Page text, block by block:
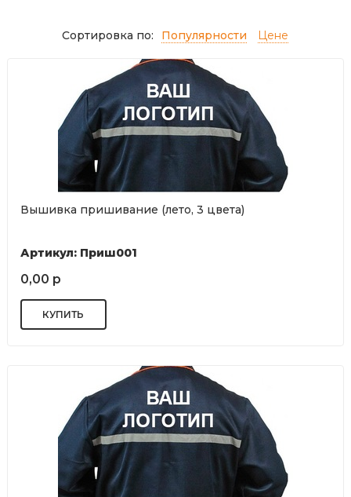
Сортировка по: Популярности Цене
Вышивка пришивание (лето, 3 цвета)
Артикул: Приш001
0,00 р